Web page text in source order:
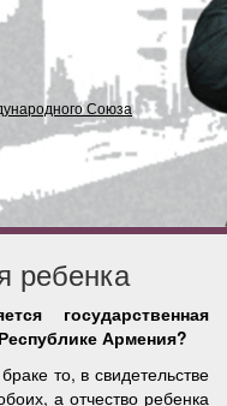
Союза (Сод
ребенка
государственная
Армения?
то, в свидетельстве
а отчество ребенка